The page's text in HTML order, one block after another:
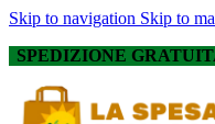
Skip to navigation Skip to
SPEDIZIONE